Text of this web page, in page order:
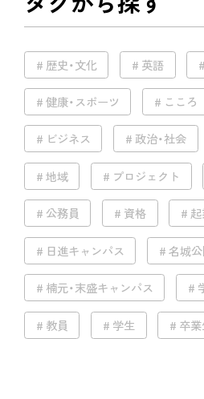
歴史・文化 英語
健康・スポーツ こころ
ビジネス 政治・社会
地域 プロジェクト
公務員 資格
日進キャンパス 名城
楠元・末盛キャンパス
教員 学生 卒